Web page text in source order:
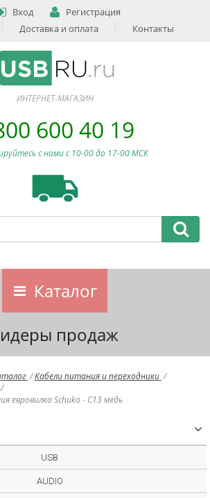
Вход
Регистрация
Доставка и оплата Контакты
ИНТЕРНЕТ-МАГАЗИН
600 40 19
с нами c 10-00 до 17-00 МСК
Каталог
продаж
/Кабели питания и переходники /
/
евровилка Schuko - С13 медь
USB
AUDIO